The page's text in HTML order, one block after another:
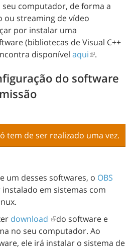
seu computador, de forma a
ou streaming de vídeo
por instalar uma
(bibliotecas de Visual C++
disponível aqui .
do software
tem de ser realizado uma vez.
um desses softwares, o OBS
instalado em sistemas com
download
do software e
no seu computador. Ao
ele irá instalar o sistema de